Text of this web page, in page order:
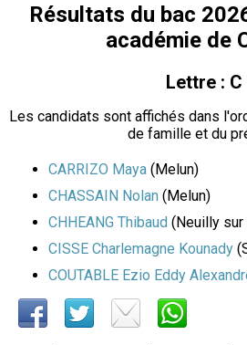
Résultats du bac
académie de
Lettre : C
Les candidats sont affichés dans
de famille et du
CARRIZO Maya (Melun)
CHASSAIN Nolan (Melun)
CHHEANG Thibaud (Neuilly sur
CISSE Charlemagne Kounady
COUTABLE Ezio Eddy